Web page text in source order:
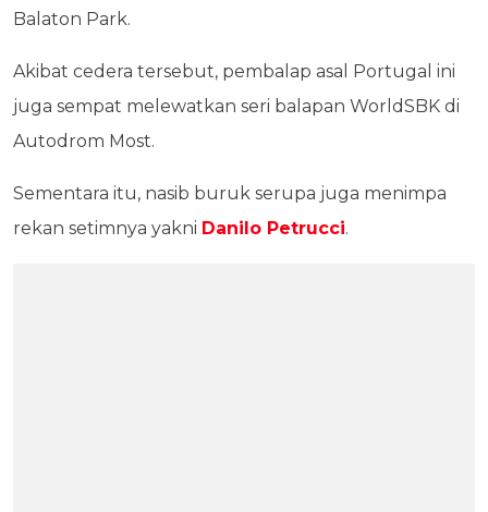
Balaton Park.
Akibat cedera tersebut, pembalap asal Portugal ini
juga sempat melewatkan seri balapan WorldSBK di
Autodrom Most.
Sementara itu, nasib buruk serupa juga menimpa
rekan setimnya yakni Danilo Petrucci.